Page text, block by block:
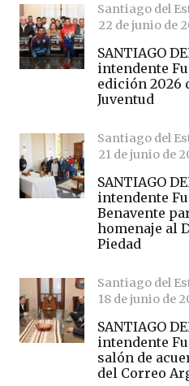
Santiago del
22 de junio de
SANTIAGO
intendente
edición 2026
Juventud
Santiago del
21 de junio de
SANTIAGO
intendente
Benavente
homenaje al
Piedad
Santiago del
18 de junio de
SANTIAGO
intendente
salón de
del Correo